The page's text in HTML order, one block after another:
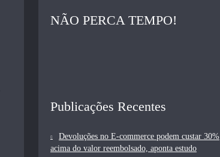
NÃO PERCA TEMPO!
Publicações Recentes
Devoluções no E-commerce podem custar 30%
acima do valor reembolsado, aponta estudo